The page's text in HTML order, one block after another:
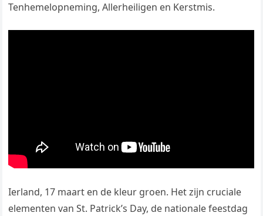
Tenhemelopneming, Allerheiligen en Kerstmis.
Ierland, 17 maart en de kleur groen. Het zijn cruciale
elementen van St. Patrick’s Day, de nationale feestdag